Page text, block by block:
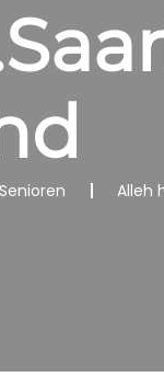
Senioren Alleh